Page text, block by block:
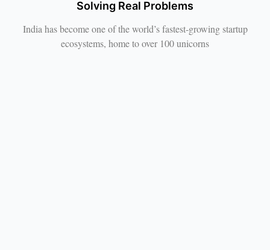
Solving Real Problems
India has become one of the world’s fastest-growing startup
ecosystems, home to over 100 unicorns